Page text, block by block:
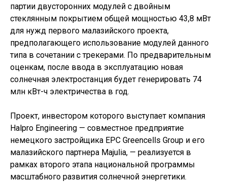
партии двусторонних модулей с двойным
стеклянным покрытием общей мощностью 43,8 мВт
для нужд первого малазийского проекта,
предполагающего использование модулей данного
типа в сочетании с трекерами. По предварительным
оценкам, после ввода в эксплуатацию новая
солнечная электростанция будет генерировать 74
млн кВт-ч электричества в год.
Проект, инвестором которого выступает компания
Halpro Engineering — совместное предприятие
немецкого застройщика EPC Greencells Group и его
малазийского партнера Majulia, — реализуется в
рамках второго этапа национальной программы
масштабного развития солнечной энергетики.